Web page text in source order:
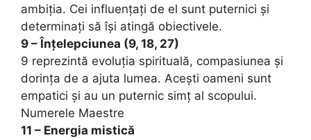
ambiția. Cei influențați de el sunt puternici și
determinați să își atingă obiectivele.
9 – Înțelepciunea (9, 18, 27)
9 reprezintă evoluția spirituală, compasiunea și
dorința de a ajuta lumea. Acești oameni sunt
empatici și au un puternic simț al scopului.
Numerele Maestre
11 – Energia mistică